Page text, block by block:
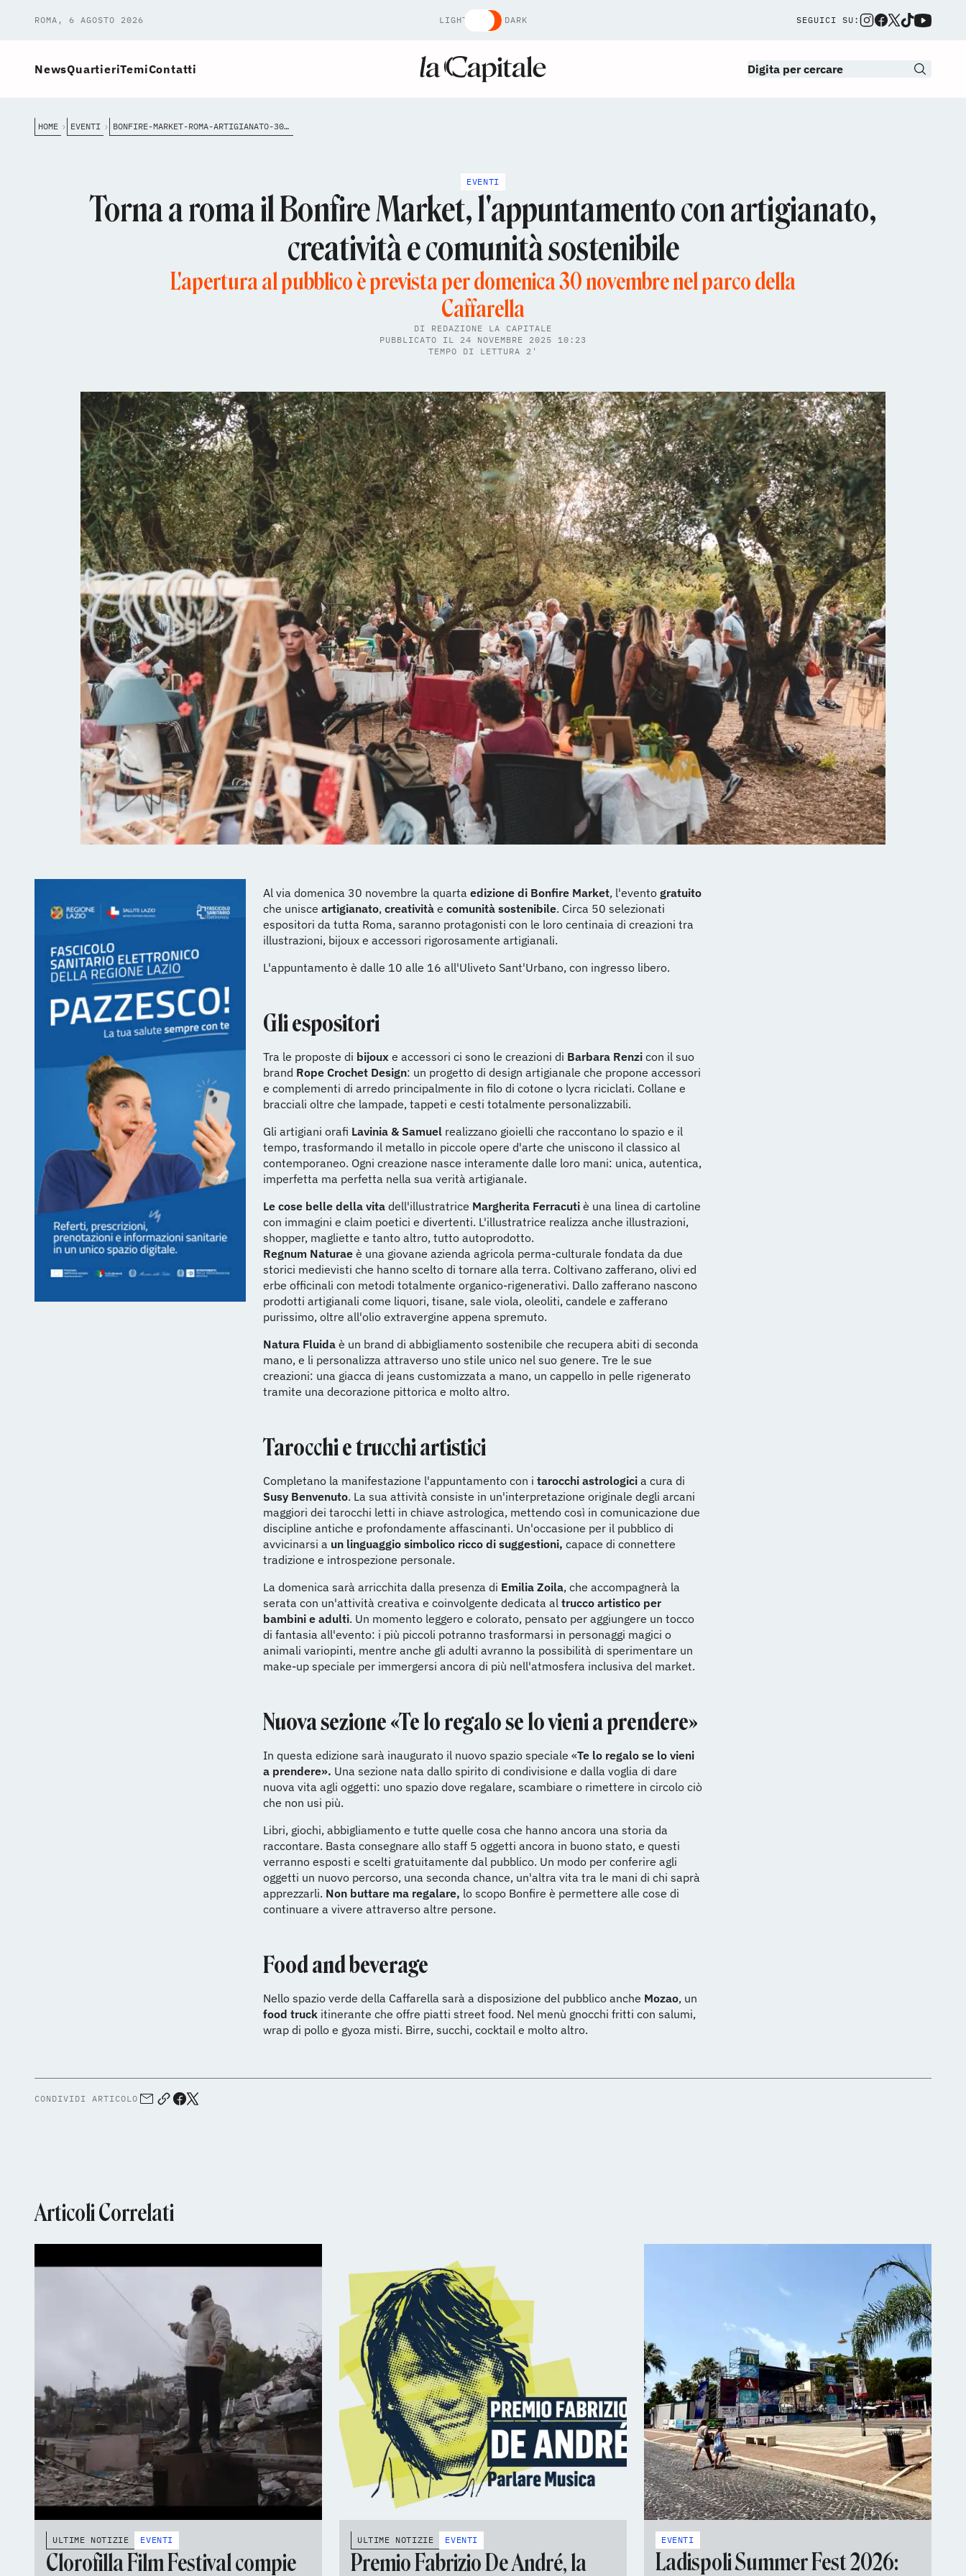
ROMA, 6 AGOSTO 2026 LIGHT DARK SEGUICI SU:
NewsQuartieriTemiContatti
HOME EVENTI BONFIRE-MARKET-ROMA-ARTIGIANATO-30-NOVEMBRE
EVENTI
Torna a roma il Bonfire Market, l'appuntamento con artigianato,
creatività e comunità sostenibile
L'apertura al pubblico è prevista per domenica 30 novembre nel parco della
Caffarella
DI REDAZIONE LA CAPITALE
PUBBLICATO IL 24 NOVEMBRE 2025 10:23
TEMPO DI LETTURA 2'
Al via domenica 30 novembre la quarta edizione di Bonfire Market, l'evento gratuito
che unisce artigianato, creatività e comunità sostenibile. Circa 50 selezionati
espositori da tutta Roma, saranno protagonisti con le loro centinaia di creazioni tra
illustrazioni, bijoux e accessori rigorosamente artigianali.
L'appuntamento è dalle 10 alle 16 all'Uliveto Sant'Urbano, con ingresso libero.
Gli espositori
Tra le proposte di bijoux e accessori ci sono le creazioni di Barbara Renzi con il suo
brand Rope Crochet Design: un progetto di design artigianale che propone accessori
e complementi di arredo principalmente in filo di cotone o lycra riciclati. Collane e
bracciali oltre che lampade, tappeti e cesti totalmente personalizzabili.
Gli artigiani orafi Lavinia & Samuel realizzano gioielli che raccontano lo spazio e il
tempo, trasformando il metallo in piccole opere d'arte che uniscono il classico al
contemporaneo. Ogni creazione nasce interamente dalle loro mani: unica, autentica,
imperfetta ma perfetta nella sua verità artigianale.
Le cose belle della vita dell'illustratrice Margherita Ferracuti è una linea di cartoline
con immagini e claim poetici e divertenti. L'illustratrice realizza anche illustrazioni,
shopper, magliette e tanto altro, tutto autoprodotto.
Regnum Naturae è una giovane azienda agricola perma-culturale fondata da due
storici medievisti che hanno scelto di tornare alla terra. Coltivano zafferano, olivi ed
erbe officinali con metodi totalmente organico-rigenerativi. Dallo zafferano nascono
prodotti artigianali come liquori, tisane, sale viola, oleoliti, candele e zafferano
purissimo, oltre all'olio extravergine appena spremuto.
Natura Fluida è un brand di abbigliamento sostenibile che recupera abiti di seconda
mano, e li personalizza attraverso uno stile unico nel suo genere. Tre le sue
creazioni: una giacca di jeans customizzata a mano, un cappello in pelle rigenerato
tramite una decorazione pittorica e molto altro.
Tarocchi e trucchi artistici
Completano la manifestazione l'appuntamento con i tarocchi astrologici a cura di
Susy Benvenuto. La sua attività consiste in un'interpretazione originale degli arcani
maggiori dei tarocchi letti in chiave astrologica, mettendo così in comunicazione due
discipline antiche e profondamente affascinanti. Un'occasione per il pubblico di
avvicinarsi a un linguaggio simbolico ricco di suggestioni, capace di connettere
tradizione e introspezione personale.
La domenica sarà arricchita dalla presenza di Emilia Zoila, che accompagnerà la
serata con un'attività creativa e coinvolgente dedicata al trucco artistico per
bambini e adulti. Un momento leggero e colorato, pensato per aggiungere un tocco
di fantasia all'evento: i più piccoli potranno trasformarsi in personaggi magici o
animali variopinti, mentre anche gli adulti avranno la possibilità di sperimentare un
make-up speciale per immergersi ancora di più nell'atmosfera inclusiva del market.
Nuova sezione «Te lo regalo se lo vieni a prendere»
In questa edizione sarà inaugurato il nuovo spazio speciale «Te lo regalo se lo vieni
a prendere». Una sezione nata dallo spirito di condivisione e dalla voglia di dare
nuova vita agli oggetti: uno spazio dove regalare, scambiare o rimettere in circolo ciò
che non usi più.
Libri, giochi, abbigliamento e tutte quelle cosa che hanno ancora una storia da
raccontare. Basta consegnare allo staff 5 oggetti ancora in buono stato, e questi
verranno esposti e scelti gratuitamente dal pubblico. Un modo per conferire agli
oggetti un nuovo percorso, una seconda chance, un'altra vita tra le mani di chi saprà
apprezzarli. Non buttare ma regalare, lo scopo Bonfire è permettere alle cose di
continuare a vivere attraverso altre persone.
Food and beverage
Nello spazio verde della Caffarella sarà a disposizione del pubblico anche Mozao, un
food truck itinerante che offre piatti street food. Nel menù gnocchi fritti con salumi,
wrap di pollo e gyoza misti. Birre, succhi, cocktail e molto altro.
CONDIVIDI ARTICOLO
Articoli Correlati
ULTIME NOTIZIE EVENTI
Clorofilla Film Festival compie
ULTIME NOTIZIE EVENTI
Premio Fabrizio De André, la
EVENTI
Ladispoli Summer Fest 2026: